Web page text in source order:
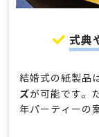
式典
結婚式の紙製品
ズが可能です。
年パーティーの